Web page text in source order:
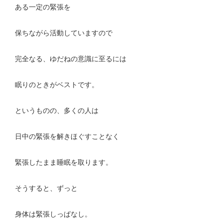
ある一定の緊張を
保ちながら活動していますので
完全なる、ゆだねの意識に至るには
眠りのときがベストです。
というものの、多くの人は
日中の緊張を解きほぐすことなく
緊張したまま睡眠を取ります。
そうすると、ずっと
身体は緊張しっぱなし。